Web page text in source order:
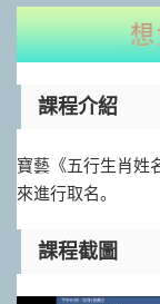
課程介紹
寶藝《五行生肖姓
來進行取名。
課程截圖